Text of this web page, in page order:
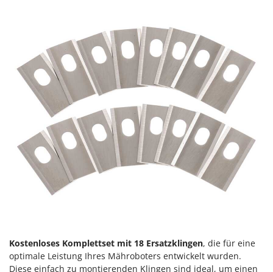
Kostenloses Komplettset mit 18 Ersatzklingen, die für eine
optimale Leistung Ihres Mähroboters entwickelt wurden.
Diese einfach zu montierenden Klingen sind ideal, um einen